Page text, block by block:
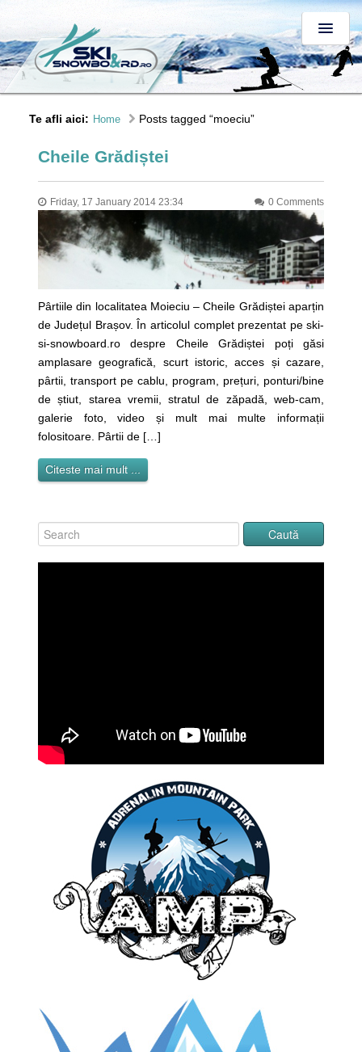
Te afli aici: Home Posts tagged “moeciu”
Cheile Grădiștei
Friday, 17 January 2014 23:34 0 Comments
Pârtiile din localitatea Moieciu – Cheile Grădiștei aparțin
de Județul Brașov. În articolul complet prezentat pe ski-
si-snowboard.ro despre Cheile Grădiștei poți găsi
amplasare geografică, scurt istoric, acces și cazare,
pârtii, transport pe cablu, program, prețuri, ponturi/bine
de știut, starea vremii, stratul de zăpadă, web-cam,
galerie foto, video și mult mai multe informații
folositoare. Pârtii de […]
Citeste mai mult ...